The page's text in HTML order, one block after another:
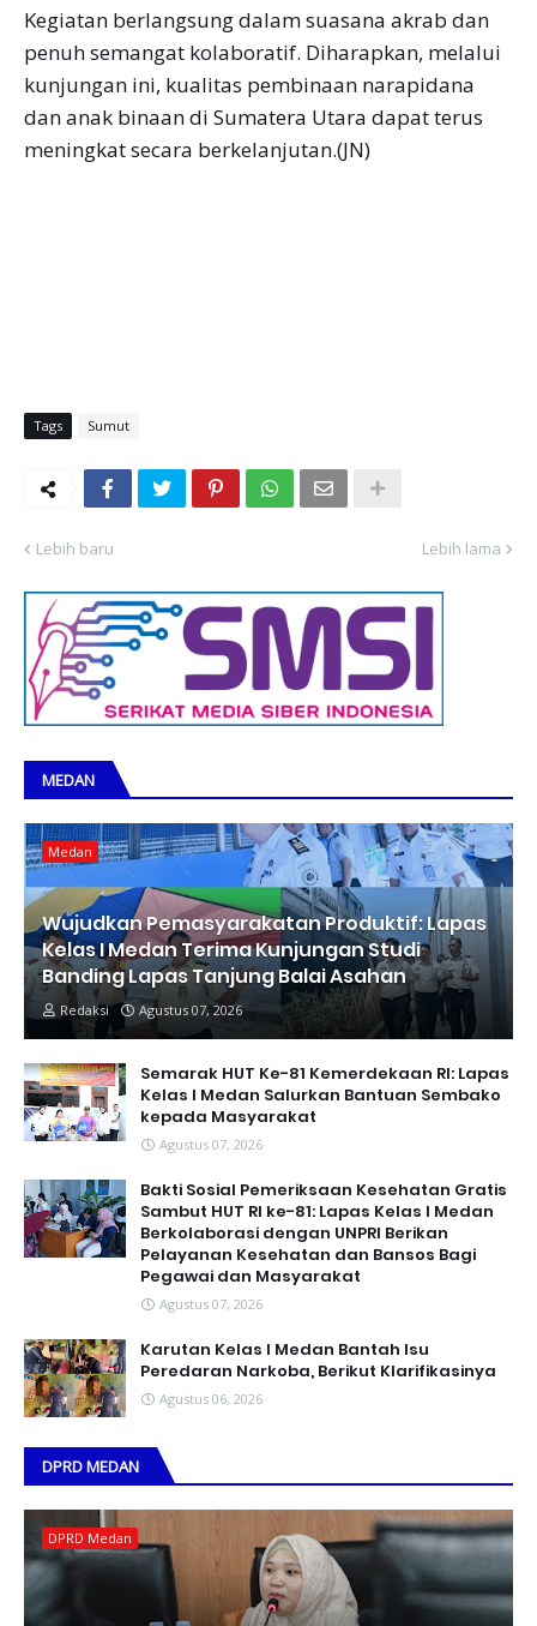
Kegiatan berlangsung dalam suasana akrab dan
penuh semangat kolaboratif. Diharapkan, melalui
kunjungan ini, kualitas pembinaan narapidana
dan anak binaan di Sumatera Utara dapat terus
meningkat secara berkelanjutan.(JN)
Tags Sumut
Lebih baru Lebih lama
MEDAN
Medan
Wujudkan Pemasyarakatan Produktif: Lapas
Kelas I Medan Terima Kunjungan Studi
Banding Lapas Tanjung Balai Asahan
Redaksi Agustus 07, 2026
Semarak HUT Ke-81 Kemerdekaan RI: Lapas
Kelas I Medan Salurkan Bantuan Sembako
kepada Masyarakat
Agustus 07, 2026
Bakti Sosial Pemeriksaan Kesehatan Gratis
Sambut HUT RI ke-81: Lapas Kelas I Medan
Berkolaborasi dengan UNPRI Berikan
Pelayanan Kesehatan dan Bansos Bagi
Pegawai dan Masyarakat
Agustus 07, 2026
Karutan Kelas I Medan Bantah Isu
Peredaran Narkoba, Berikut Klarifikasinya
Agustus 06, 2026
DPRD MEDAN
DPRD Medan